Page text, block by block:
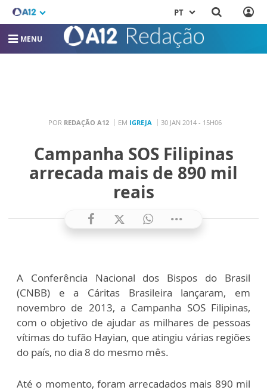
PT
MENU
POR REDAÇÃO A12 EM IGREJA 30 JAN 2014 - 15H06
Campanha SOS Filipinas
arrecada mais de 890 mil
reais
A Conferência Nacional dos Bispos do Brasil
(CNBB) e a Cáritas Brasileira lançaram, em
novembro de 2013, a Campanha SOS Filipinas,
com o objetivo de ajudar as milhares de pessoas
vítimas do tufão Hayian, que atingiu várias regiões
do país, no dia 8 do mesmo mês.
Até o momento, foram arrecadados mais 890 mil